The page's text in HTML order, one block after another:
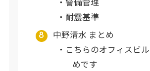
耐震基準
中野清水 まとめ
こちらのオフィスビ
めです